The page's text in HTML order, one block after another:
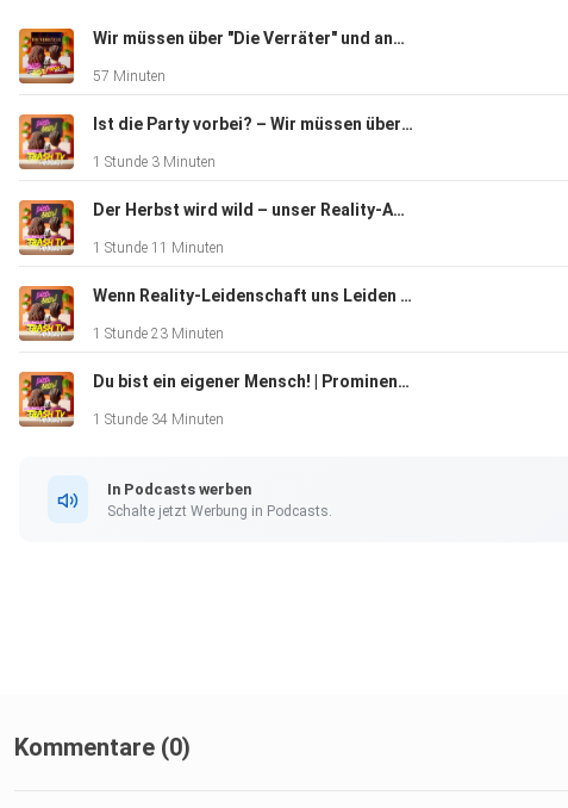
Das würde unserer Sichtbarkeit hier in der großen Podcastwelt
helfen.
Besuche uns doch auch mal auf Instagram @piepseinpodcast und
wieder Lets Dance Livestream in den Werbepausen) vorbei.
Du möchtest uns etwas Gutes tun und gleichzeitig unsere Folgen
werbefrei hören? Dann werde Piepsi-Ultra und unterstütze unseren
Wir müssen über "Die Verräter" und andere Social-Deduction-Shows & -Spiele reden...
57 Minuten
Ist die Party vorbei? – Wir müssen über "Kaulitz & Kaulitz" reden... | Staffel 3 (F1-4)
1 Stunde 3 Minuten
Der Herbst wird wild – unser Reality-Ausblick | Prominent Getrennt (F12), Born Famous (F1&2), Joyn-Event & Wochenfavoriten KW30
1 Stunde 11 Minuten
Wenn Reality-Leidenschaft uns Leiden schafft | Bad Boyfriends (F4), Prominent Getrennt (F11), Die Bachelors (F10) & Wochenfavoriten KW29
1 Stunde 23 Minuten
Du bist ein eigener Mensch! | Prominent Getrennt (Folge 10), Bachelors (Folge 9) & Wochenfavoriten KW28
1 Stunde 34 Minuten
In Podcasts werben
Schalte jetzt Werbung in Podcasts.
Kommentare (0)